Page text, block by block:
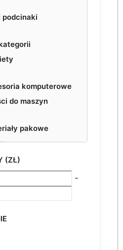
podcinaki
komputerowe
do maszyn
pakowe
VHF
(ZŁ)
-